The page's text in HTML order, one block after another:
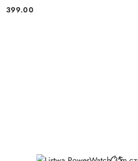
Price:
399.00